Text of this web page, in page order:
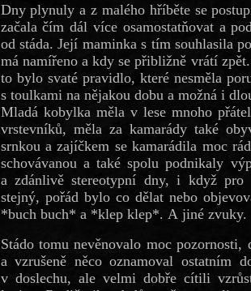
Dny plynuly a z malého hříběte se
začala čím dál více osamostatňovat a
od stáda. Její maminka s tím souhlasila
má namířeno a kdy se přibližně vrátí
to bylo svaté pravidlo, které nesměla
s toulkami na nějakou dobu a možná i
Mladá kobylka měla v lese mnoho
vrstevníků, měla za kamarády také
srnkou a zajíčkem se kamarádila moc
schovávanou a také spolu podnikaly
a zdánlivě stereotypní dny, i když
stejný, pořád bylo co dělat nebo
*buch buch* a *klep klep*. A jiné
Stádo tomu nevěnovalo moc pozornosti,
a vzrušeně něco oznamoval ostatním
v doslechu, ale velmi dobře cítili